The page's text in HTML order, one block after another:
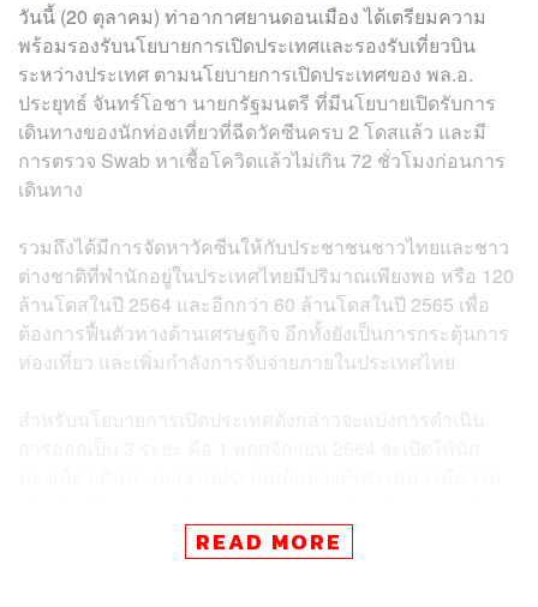
วันนี้ (20 ตุลาคม) ท่าอากาศยานดอนเมือง ได้เตรียมความ
พร้อมรองรับนโยบายการเปิดประเทศและรองรับเที่ยวบิน
ระหว่างประเทศ ตามนโยบายการเปิดประเทศของ พล.อ.
ประยุทธ์ จันทร์โอชา นายกรัฐมนตรี ที่มีนโยบายเปิดรับการ
เดินทางของนักท่องเที่ยวที่ฉีดวัคซีนครบ 2 โดสแล้ว และมี
การตรวจ Swab หาเชื้อโควิดแล้วไม่เกิน 72 ชั่วโมงก่อนการ
เดินทาง
รวมถึงได้มีการจัดหาวัคซีนให้กับประชาชนชาวไทยและชาว
ต่างชาติที่พำนักอยู่ในประเทศไทยมีปริมาณเพียงพอ หรือ 120
ล้านโดสในปี 2564 และอีกกว่า 60 ล้านโดสในปี 2565 เพื่อ
ต้องการฟื้นตัวทางด้านเศรษฐกิจ อีกทั้งยังเป็นการกระตุ้นการ
ท่องเที่ยว และเพิ่มกำลังการจับจ่ายภายในประเทศไทย
สำหรับนโยบายการเปิดประเทศดังกล่าวจะแบ่งการดำเนิน
โดยไม่ต้องกักตัว ในเบื้องต้นคาดว่าจะมี 10 ประเทศ เช่น
อังกฤษ จีน เยอรมนี สิงคโปร์ เป็นต้น ก่อนที่จะขยายผลไป
READ MORE